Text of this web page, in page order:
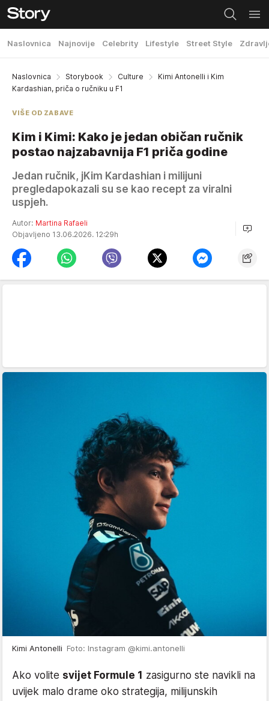
Naslovnica Najnovije Celebrity Lifestyle Street Style
Naslovnica Storybook Culture
Kimi Antonelli i Kim
Kardashian, priča o ručniku u F1
VIŠE OD ZABAVE
Kim i Kimi: Kako je jedan običan ručnik
postao najzabavnija F1 priča godine
Jedan ručnik, jKim Kardashian i milijuni
pregledapokazali su se kao recept za viralni
uspjeh.
Autor: Martina Rafaeli
Objavljeno 13.06.2026. 12:29h
Kimi Antonelli Foto: Instagram @kimi.antonelli
Ako volite svijet Formule 1 zasigurno ste navikli na
uvijek malo drame oko strategija, milijunskih